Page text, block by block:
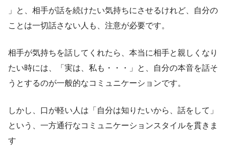
」と、相手が話を続けたい気持ちにさせるけれど、自分の
ことは一切話さない人も、注意が必要です。
相手が気持ちを話してくれたら、本当に相手と親しくなり
たい時には、「実は、私も・・・」と、自分の本音を話そ
うとするのが一般的なコミュニケーションです。
しかし、口が軽い人は「自分は知りたいから、話をして」
という、一方通行なコミュニケーションスタイルを貫きま
す